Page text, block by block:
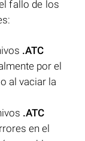
fallo de los
.ATC
por el
al vaciar la
.ATC
en el